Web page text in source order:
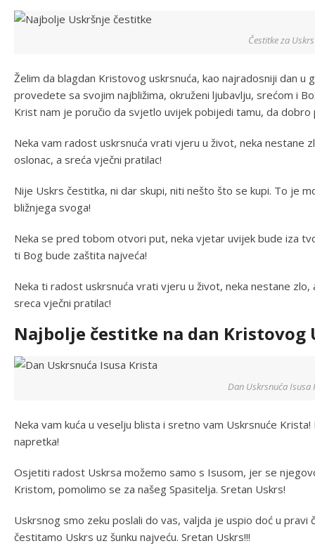
Čestitke za Uskrs
Želim da blagdan Kristovog uskrsnuća, kao najradosniji dan u
provedete sa svojim najbližima, okruženi ljubavlju, srećom i
Krist nam je poručio da svjetlo uvijek pobijedi tamu, da dobro
Neka vam radost uskrsnuća vrati vjeru u život, neka nestane
oslonac, a sreća vječni pratilac!
Nije Uskrs čestitka, ni dar skupi, niti nešto što se kupi. To je
bližnjega svoga!
Neka se pred tobom otvori put, neka vjetar uvijek bude iza
ti Bog bude zaštita najveća!
Neka ti radost uskrsnuća vrati vjeru u život, neka nestane
sreca vječni pratilac!
Najbolje čestitke na dan Kristovog
Dan Uskrsnuća Isusa
Neka vam kuća u veselju blista i sretno vam Uskrsnuće
napretka!
Osjetiti radost Uskrsa možemo samo s Isusom, jer se
Kristom, pomolimo se za našeg Spasitelja. Sretan Uskrs!
Uskrsnog smo zeku poslali do vas, valjda je uspio doć u pravi
čestitamo Uskrs uz šunku najveću. Sretan Uskrs!!!